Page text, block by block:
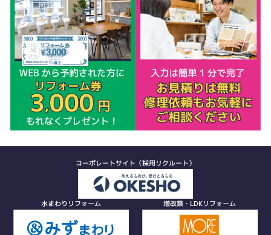
コーポレートサイト（採用リクルート）
水まわりリフォーム 増改築・LDKリフォーム